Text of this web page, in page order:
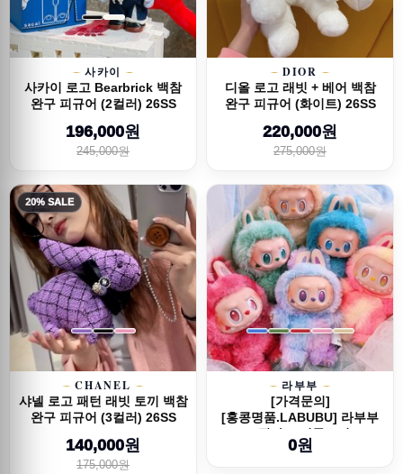
사카이
사카이 로고 Bearbrick 백참
완구 피규어 (2컬러) 26SS
196,000원
245,000원
DIOR
디올 로고 래빗 + 베어 백참
완구 피규어 (화이트) 26SS
220,000원
275,000원
20% SALE
CHANEL
샤넬 로고 패턴 래빗 토끼 백참
완구 피규어 (3컬러) 26SS
140,000원
175,000원
라부부
[가격문의]
[홍콩명품.LABUBU] 라부부
25SS 팝마트 더몬스터즈 ...
0원